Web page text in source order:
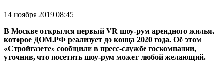
14 ноября 2019 08:45
В Москве открылся первый VR шоу-рум арендного жилья,
которое ДОМ.РФ реализует до конца 2020 года. Об этом
«Стройгазете» сообщили в пресс-службе госкомпании,
уточнив, что посетить шоу-рум может любой желающий.